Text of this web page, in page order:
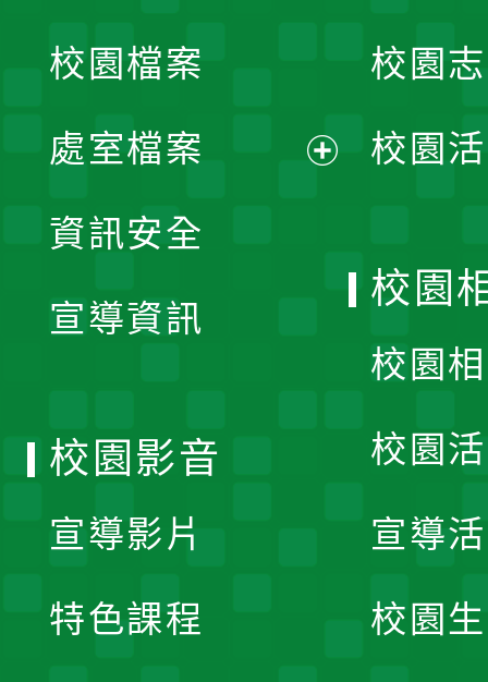
單
校園檔案
處室檔案
資訊安全
宣導資訊
校園
校園
校園
校園
校園
宣導
校園
校園影音
宣導影片
特色課程